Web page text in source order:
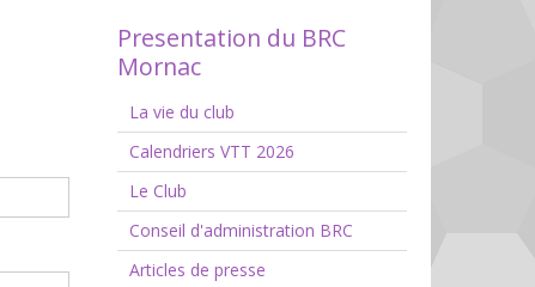
Presentation du BRC
Mornac
La vie du club
Calendriers VTT 2026
Le Club
Conseil d'administration BRC
Articles de presse